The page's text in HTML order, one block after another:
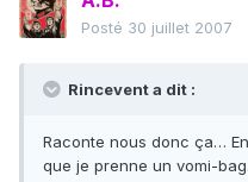
Posté 30 juillet 2007
Rincevent a dit :
Raconte nous donc ça…
que je prenne un vomi-bag.